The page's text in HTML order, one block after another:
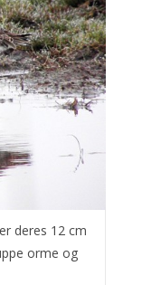
deres 12 cm
orme og